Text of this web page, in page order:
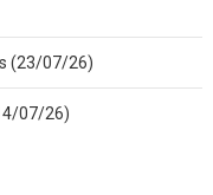
(23/07/26)
07/26)